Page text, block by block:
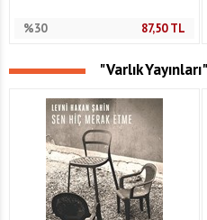
%30 87,50TL
"Varlık